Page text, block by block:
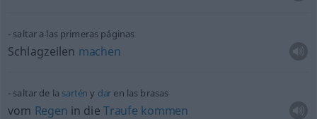
saltar a las primeras páginas
Schlagzeilen machen
saltar de la sartén y dar en las brasas
vom Regen in die Traufe kommen